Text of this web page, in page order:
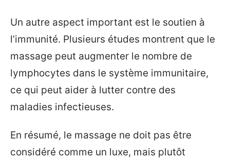
Un autre aspect important est le soutien à
l’immunité. Plusieurs études montrent que le
massage peut augmenter le nombre de
lymphocytes dans le système immunitaire,
ce qui peut aider à lutter contre des
maladies infectieuses.
En résumé, le massage ne doit pas être
considéré comme un luxe, mais plutôt